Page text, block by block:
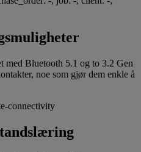
med Bluetooth 5.1 og to 3.2 Gen
noe som gjør dem enkle å